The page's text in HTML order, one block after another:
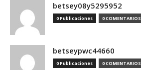
betsey08y5295952
0 Publicaciones 0 COMENTARIOS
betseypwc44660
0 Publicaciones 0 COMENTARIOS